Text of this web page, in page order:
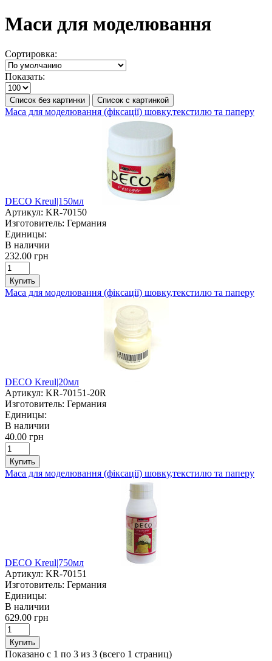
Маси для моделювання
Сортировка:
Показать:
Список без картинки Список с картинкой
Маса для моделювання (фіксації) шовку,текстилю та паперу
DECO Kreul|150мл
Артикул: KR-70150
Изготовитель: Германия
Единицы:
В наличии
232.00 грн
Купить
Маса для моделювання (фіксації) шовку,текстилю та паперу
DECO Kreul|20мл
Артикул: KR-70151-20R
Изготовитель: Германия
Единицы:
В наличии
40.00 грн
Купить
Маса для моделювання (фіксації) шовку,текстилю та паперу
DECO Kreul|750мл
Артикул: KR-70151
Изготовитель: Германия
Единицы:
В наличии
629.00 грн
Купить
Показано с 1 по 3 из 3 (всего 1 страниц)